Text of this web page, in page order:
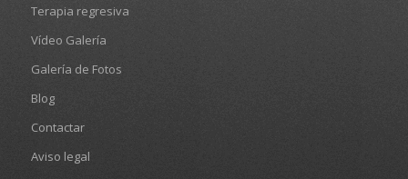
Terapia regresiva
Vídeo Galería
Galería de Fotos
Blog
Contactar
Aviso legal